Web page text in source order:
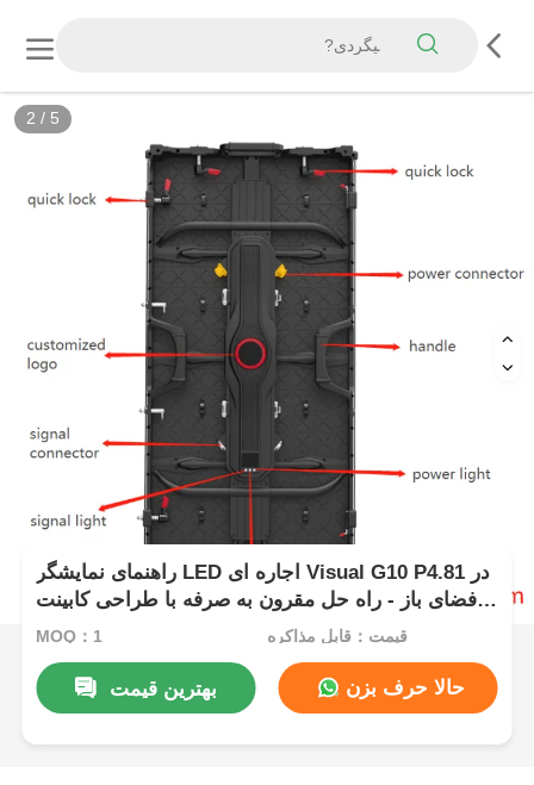
2 / 5
راهنمای نمایشگر LED اجاره ای Visual G10 P4.81 در
فضای باز - راه حل مقرون به صرفه با طراحی کابینت
جهانی
MOQ：1 قیمت：قابل مذاکره
بهترین قیمت حالا حرف بزن